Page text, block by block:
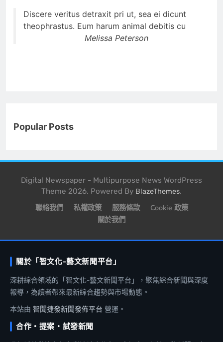
Discere veritus detraxit pri ut, sea ei dicunt
theophrastus. Eum harum animal debitis cu
Melissa Peterson
Popular Posts
Digital Newspaper - Multipurpose News WordPress
Theme 2026. Powered By BlazeThemes.
聯絡我們 私權政策 服務條款
Cookie 政策
關於我們
關於「智文化-藝文新聞平台」
深耕綜合領域的「智文化-藝文新聞平台」，聚焦綜合新聞與深度
報導，為讀者帶來最新綜合趨勢與市場動態。
本站由 智聞捷發新聞發佈平台 營運。
合作・提案・試發新聞